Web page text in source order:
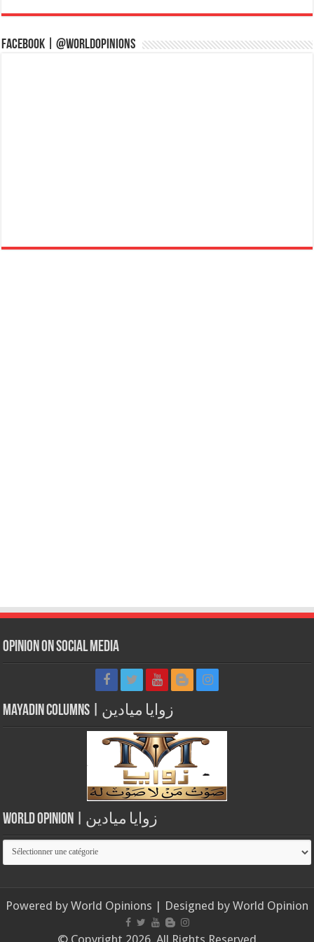
Facebook | @WorldOpinions
Opinion on Social Media
Mayadin Columns | زوايا ميادين
World Opinion | زوايا ميادين
World
Opinion
ميادين
Powered by World Opinions | Designed by World Opinion
© Copyright 2026, All Rights Reserved